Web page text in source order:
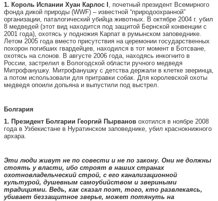
1. Король Испании Хуан Карлос I , почетный президент Всемирного
фонда дикой природы (WWF) – известной “природоохранной”
организации, паталогический убийца животных. В октябре 2004 г. убил
8 медведей (этот вид находится под защитой Бернской конвенции с
2001 года), охотясь у подножия Карпат в румынском заповеднике.
Летом 2005 года вместо присутствия на церемонии государственных
похорон погибших гвардейцев, находился в тот момент в Ботсване,
охотясь на слонов. В августе 2006 года, находясь инкогнито в
России, застрелил в Вологодской области ручного медведя
Митрофанушку. Митрофанушку с детства держали в клетке зверинца,
а потом использовали для притравки собак. Для королевской охоты
медведя опоили допьяна и выпустили под выстрел.
Болгария
1. Президент Болгарии Георгий Пырванов охотился в ноябре 2008
года в Узбекистане в Нуратинском заповеднике, убил краснокнижного
архара.
Эти люди живут не по совести и не по закону. Они не должны
стоять у власти, ибо строят в наших странах
охотновладельческий строй, с его канализационной
культурой, душевным самоубийством и звериными
традициями. Ведь, как сказал поэт, того, кто развлекаясь,
убивает беззащитное зверье, может потянуть на